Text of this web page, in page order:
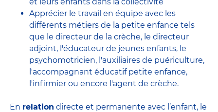
Apprécier le travail en équipe avec les
différents métiers de la petite enfance tels
que le directeur de la crèche, le directeur
adjoint, l'éducateur de jeunes enfants, le
psychomotricien, l'auxiliaires de puériculture,
l'accompagnant éducatif petite enfance,
l'infirmier ou encore l'agent de crèche.
En relation directe et permanente avec l’enfant, le